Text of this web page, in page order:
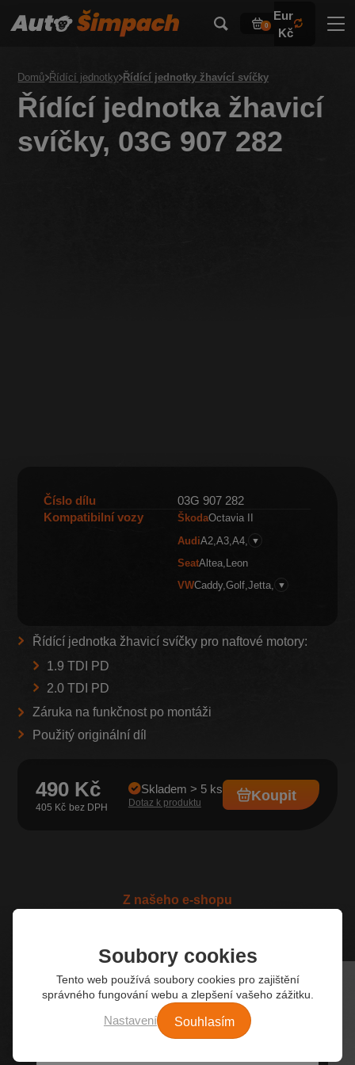
0
Eur
Kč
Domů Řídící jednotky Řídící jednotky žhavící svíčky
Řídící jednotka žhavicí
svíčky, 03G 907 282
Číslo dílu
03G 907 282
Kompatibilní vozy
ŠkodaOctavia II
AudiA2 A3 A4 ▼
SeatAltea
Leon
VWCaddy Golf Jetta ▼
Řídící jednotka žhavicí svíčky pro naftové motory:
1.9 TDI PD
2.0 TDI PD
Záruka na funkčnost po montáži
Použitý originální díl
490 Kč
405 Kč
Skladem > 5 ks
Dotaz k produktu Koupit
Z našeho e-shopu
Soubory cookies
Tento web používá soubory cookies pro zajištění
správného fungování webu a zlepšení vašeho zážitku.
Nastavení Souhlasím